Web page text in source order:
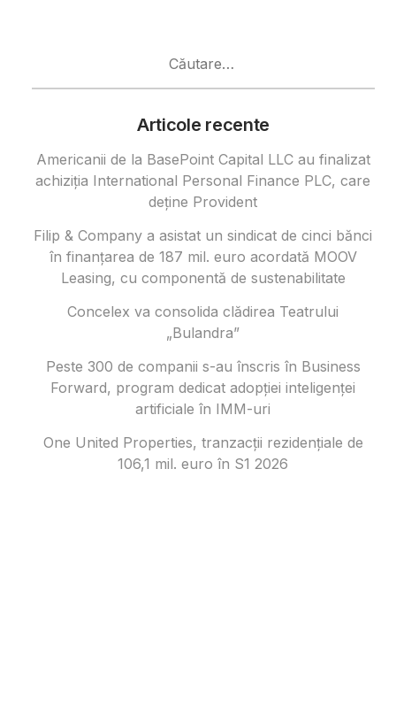
Articole recente
Americanii de la BasePoint Capital LLC au finalizat
achiziția International Personal Finance PLC, care
deține Provident
Filip & Company a asistat un sindicat de cinci bănci
în finanțarea de 187 mil. euro acordată MOOV
Leasing, cu componentă de sustenabilitate
Concelex va consolida clădirea Teatrului
„Bulandra”
Peste 300 de companii s-au înscris în Business
Forward, program dedicat adopției inteligenței
artificiale în IMM-uri
One United Properties, tranzacţii rezidenţiale de
106,1 mil. euro în S1 2026